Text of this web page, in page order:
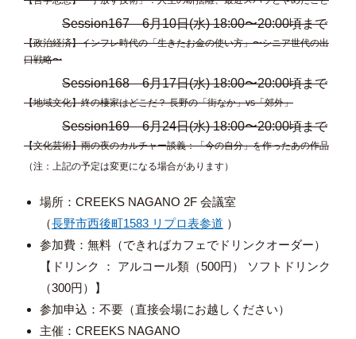
Session167 6月10日(水) 18:00〜20:00頃まで
【政治経済】インフレ時代の「生きたお金の使い方」〜シニア世代の出
口戦略〜
Session168 6月17日(水) 18:00〜20:00頃まで
【地域文化】終の棲家はどこだ？ 長野の「街なか」vs「郊外」
Session169 6月24日(水) 18:00〜20:00頃まで
【文化芸術】雨の夜のカルチャー談義：「今の自分」を作ったあの作品
（注：上記の予定は変更になる場合があります）
場所：CREEKS NAGANO 2F 会議室
（長野市西後町1583 リプロ表参道 ）
参加費：無料（できればカフェでドリンクオーダー）
【ドリンク ： アルコール類（500円） ソフトドリンク
（300円）】
参加申込：不要（直接会場にお越しください）
主催：CREEKS NAGANO